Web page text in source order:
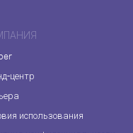
центр
использования